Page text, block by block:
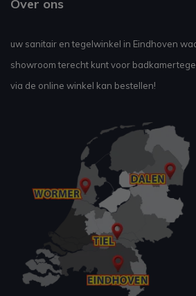
Over ons
uw sanitair en tegelwinkel in Eindhoven
showroom terecht kunt voor
via de online winkel kan bestellen!